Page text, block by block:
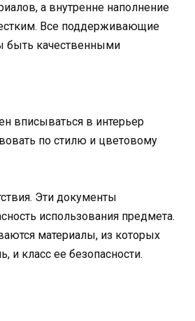
а внутренне наполнение
Все поддерживающие
качественными
вписываться в интерьер
по стилю и цветовому
Эти документы
использования предмета.
материалы, из которых
и класс ее безопасности.